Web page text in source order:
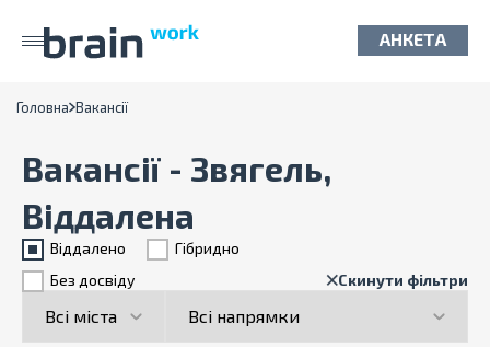
АНКЕТА
Головна Вакансії
Вакансії - Звягель,
Віддалена
Віддалено
Гiбридно
Без досвіду
Скинути фільтри